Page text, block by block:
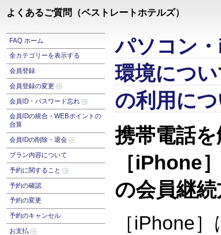
よくあるご質問（ベストレートホテルズ）
FAQ ホーム
全カテゴリーを表示する
会員登録
会員登録の変更
会員ID・パスワード忘れ
会員IDの統合・WEBポイントの
合算
会員IDの削除・退会
プラン内容について
予約に関すること
予約の確認
予約の変更
予約のキャンセル
お支払
パソコン
環境につ
の利用に
携帯電話
［iPhone
の会員継
［iPhone